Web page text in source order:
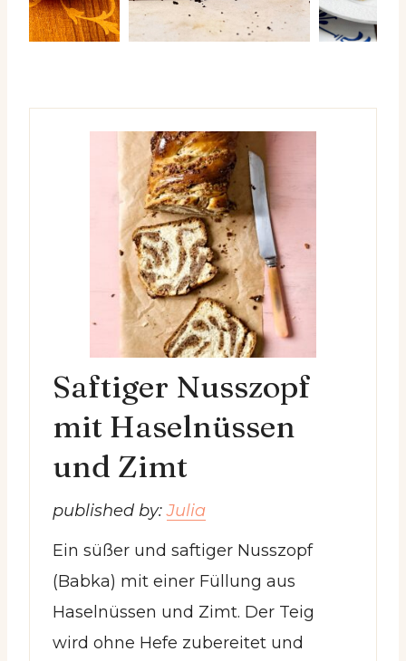
Saftiger Nusszopf
mit Haselnüssen
und Zimt
published by:Julia
Ein süßer und saftiger Nusszopf
(Babka) mit einer Füllung aus
Haselnüssen und Zimt. Der Teig
wird ohne Hefe zubereitet und